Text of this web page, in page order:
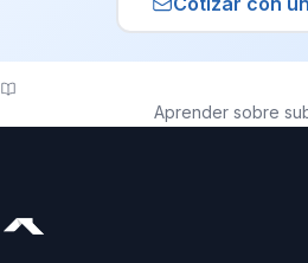
Aprender sobre